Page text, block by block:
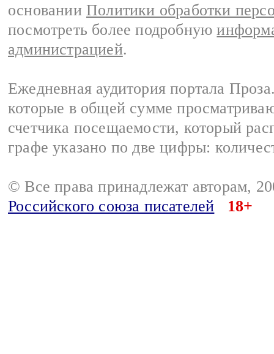
основании Политики обработки
посмотреть более подробную
администрацией.
Ежедневная аудитория портала
которые в общей сумме
счетчика посещаемости, который
графе указано по две цифры:
© Все права принадлежат авторам,
Российского союза писателей
18+